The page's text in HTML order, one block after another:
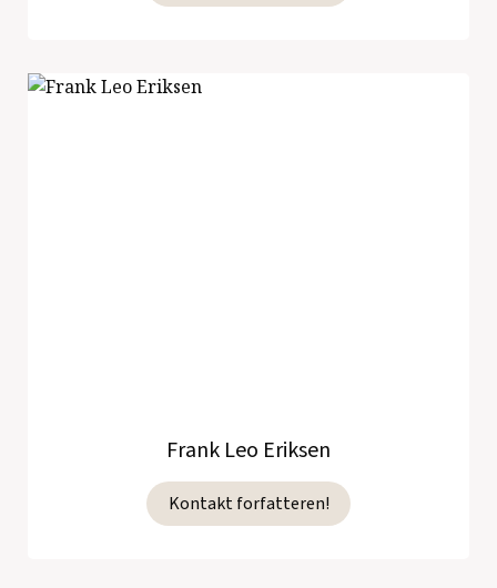
Frank Leo Eriksen
Kontakt forfatteren!